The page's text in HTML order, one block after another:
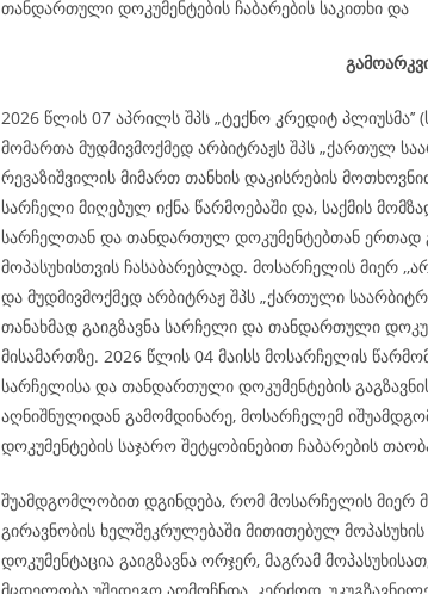
თანდართული დოკუმენტების ჩაბარების საკითხი და
2026 წლის 07 აპრილს შპს „ტექნო კრედიტ
მომართა მუდმივმოქმედ არბიტრაჟს შპს „ქართულ
რევაზიშვილის მიმართ თანხის დაკისრების
სარჩელი მიღებულ იქნა წარმოებაში და, საქმის
სარჩელთან და თანდართულ დოკუმენტებთან ერთად
მოპასუხისთვის ჩასაბარებლად. მოსარჩელის მიერ
და მუდმივმოქმედ არბიტრაჟ შპს „ქართული
თანახმად გაიგზავნა სარჩელი და თანდართული
მისამართზე. 2026 წლის 04 მაისს მოსარჩელის
სარჩელისა და თანდართული დოკუმენტების
აღნიშნულიდან გამომდინარე, მოსარჩელემ
დოკუმენტების საჯარო შეტყობინებით ჩაბარების
შუამდგომლობით დგინდება, რომ მოსარჩელის მიერ
გირავნობის ხელშეკრულებაში მითითებულ
დოკუმენტაცია გაიგზავნა ორჯერ, მაგრამ